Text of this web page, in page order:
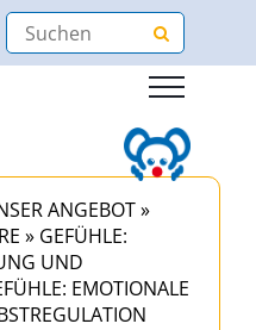
ANGEBOT»
» GEFÜHLE:
UND
EMOTIONALE